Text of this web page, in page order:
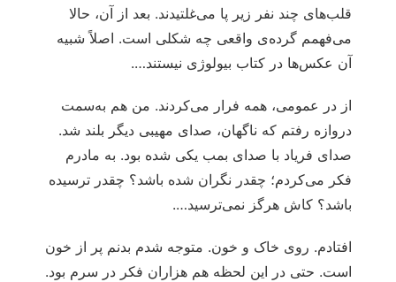
قلب‌های چند نفر زیر پا می‌غلتیدند. بعد از آن، حالا
می‌فهمم گرده‌ی واقعی چه شکلی است. اصلاً شبیه
آن عکس‌ها در کتاب بیولوژی نیستند….
از در عمومی، همه فرار می‌کردند. من هم به‌سمت
دروازه رفتم که ناگهان، صدای مهیبی دیگر بلند شد.
صدای فریاد با صدای بمب یکی شده بود. به مادرم
فکر می‌کردم؛ چقدر نگران شده باشد؟ چقدر ترسیده
باشد؟ کاش هرگز نمی‌ترسید….
افتادم. روی خاک و خون. متوجه شدم بدنم پر از خون
است. حتی در این لحظه هم هزاران فکر در سرم بود.